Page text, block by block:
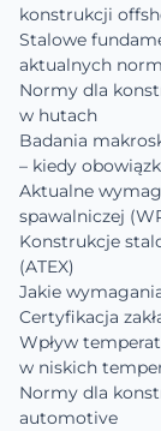
konstrukcji
Stalowe
aktualnych norm
Normy dla
w hutach
Badania
– kiedy
Aktualne
spawalniczej
Konstrukcje
(ATEX)
Jakie
Certyfikacja
Wpływ
w niskich
Normy dla
automotive